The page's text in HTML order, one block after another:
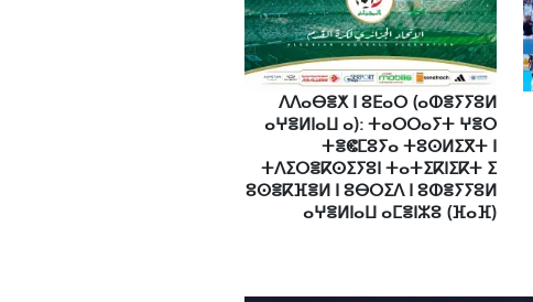
ⴷⴷⴰⴱⴻⵅ ⵏ ⵓⴹⴰⵔ (ⴰⵀⴻⵢⵢⵓⵍ
ⴰⵖⴻⵍⵏⴰⵡ ⴰ): ⵜⴰⵔⵔⴰⵢⵜ ⵖⴻⵔ
ⵜⴻⵞⵎⵓⵢⴰ ⵜⵓⵙⵍⵉⴳⵜ ⵏ
ⵜⴷⵉⵔⴻⴽⵙⵉⵢⵓⵏ ⵜⴰⵜⵉⴽⵏⵉⴽⵜ ⵉ
ⵓⵙⴻⴽⴼⴻⵍ ⵏ ⵓⴱⵔⵉⴷ ⵏ ⵓⵀⴻⵢⵢⵓⵍ
ⴰⵖⴻⵍⵏⴰⵡ ⴰⵎⴻⵏⵣⵓ (ⴼⴰⴼ)